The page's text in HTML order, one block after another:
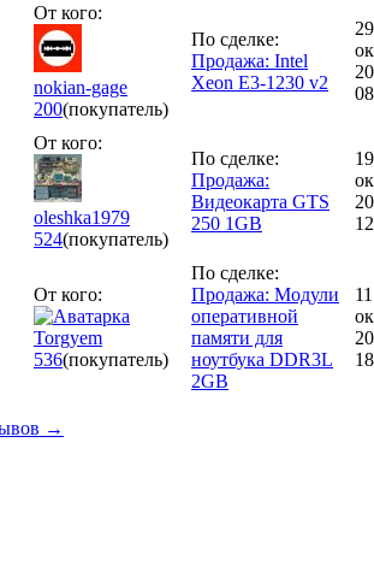
От кого:
nokian-gage
200(покупатель)
По сделке:
Продажа: Intel
Xeon E3-1230 v2
29
От кого:
oleshka1979
524(покупатель)
По сделке:
Продажа:
Видеокарта GTS
250 1GB
19
От кого:
Torgyem
536(покупатель)
По сделке:
Продажа: Модули
оперативной
памяти для
ноутбука DDR3L
2GB
11
→